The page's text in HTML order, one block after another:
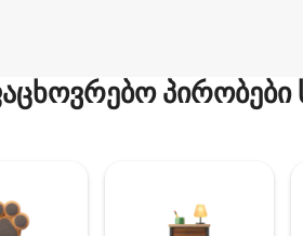
პირობები